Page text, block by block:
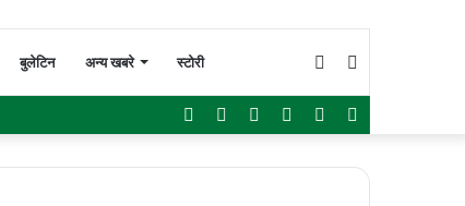
बुलेटिन अन्य खबरे स्टोरी Switch
skin
WhatsApp
Instagram
YouTube
Twitter
Facebook